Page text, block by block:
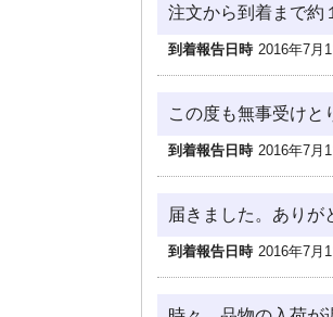
注文から到着まで約
到着報告日時 2016年7月
この度も無事受けと
到着報告日時 2016年7月
届きました。ありが
到着報告日時 2016年7月